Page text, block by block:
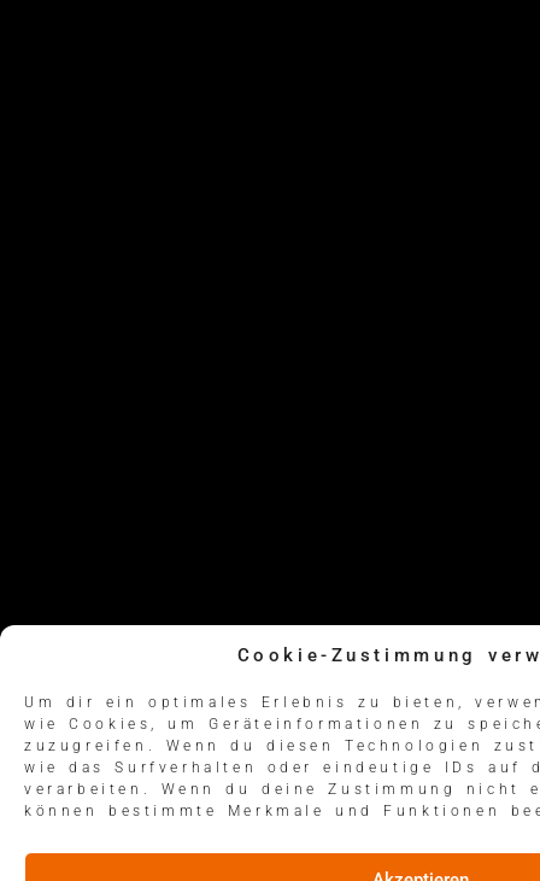
Cookie-Zustimmung
Um dir ein optimales Erlebnis zu bieten,
wie Cookies, um Geräteinformationen zu
zuzugreifen. Wenn du diesen Technologien
wie das Surfverhalten oder eindeutige IDs auf
verarbeiten. Wenn du deine Zustimmung nicht
können bestimmte Merkmale und Funktionen